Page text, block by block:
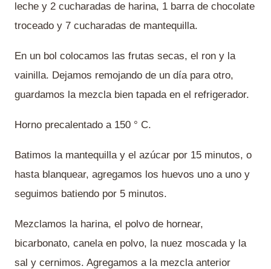
leche y 2 cucharadas de harina, 1 barra de chocolate
troceado y 7 cucharadas de mantequilla.
En un bol colocamos las frutas secas, el ron y la
vainilla. Dejamos remojando de un día para otro,
guardamos la mezcla bien tapada en el refrigerador.
Horno precalentado a 150 ° C.
Batimos la mantequilla y el azúcar por 15 minutos, o
hasta blanquear, agregamos los huevos uno a uno y
seguimos batiendo por 5 minutos.
Mezclamos la harina, el polvo de hornear,
bicarbonato, canela en polvo, la nuez moscada y la
sal y cernimos. Agregamos a la mezcla anterior